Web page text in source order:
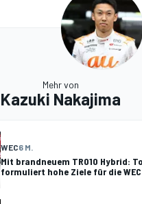
Mehr von
Kazuki Nakajima
WEC6 M.
Mit brandneuem TR010 Hybrid:
formuliert hohe Ziele für die